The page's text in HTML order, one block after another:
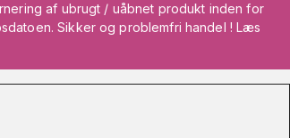
af ubrugt / uåbnet produkt inden for
Sikker og problemfri handel ! Læs